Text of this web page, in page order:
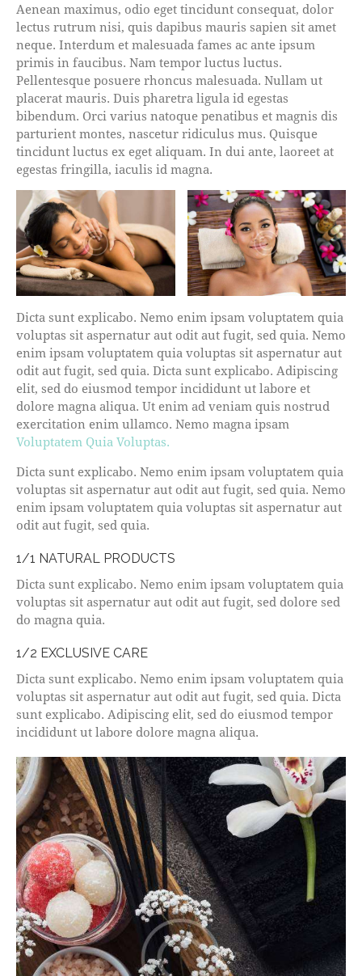
Aenean maximus, odio eget tincidunt consequat, dolor
lectus rutrum nisi, quis dapibus mauris sapien sit amet
neque. Interdum et malesuada fames ac ante ipsum
primis in faucibus. Nam tempor luctus luctus.
Pellentesque posuere rhoncus malesuada. Nullam ut
placerat mauris. Duis pharetra ligula id egestas
bibendum. Orci varius natoque penatibus et magnis dis
parturient montes, nascetur ridiculus mus. Quisque
tincidunt luctus ex eget aliquam. In dui ante, laoreet at
egestas fringilla, iaculis id magna.
Dicta sunt explicabo. Nemo enim ipsam voluptatem quia
voluptas sit aspernatur aut odit aut fugit, sed quia. Nemo
enim ipsam voluptatem quia voluptas sit aspernatur aut
odit aut fugit, sed quia. Dicta sunt explicabo. Adipiscing
elit, sed do eiusmod tempor incididunt ut labore et
dolore magna aliqua. Ut enim ad veniam quis nostrud
exercitation enim ullamco. Nemo magna ipsam
Voluptatem Quia Voluptas.
Dicta sunt explicabo. Nemo enim ipsam voluptatem quia
voluptas sit aspernatur aut odit aut fugit, sed quia. Nemo
enim ipsam voluptatem quia voluptas sit aspernatur aut
odit aut fugit, sed quia.
1/1 NATURAL PRODUCTS
Dicta sunt explicabo. Nemo enim ipsam voluptatem quia
voluptas sit aspernatur aut odit aut fugit, sed dolore sed
do magna quia.
1/2 EXCLUSIVE CARE
Dicta sunt explicabo. Nemo enim ipsam voluptatem quia
voluptas sit aspernatur aut odit aut fugit, sed quia. Dicta
sunt explicabo. Adipiscing elit, sed do eiusmod tempor
incididunt ut labore dolore magna aliqua.